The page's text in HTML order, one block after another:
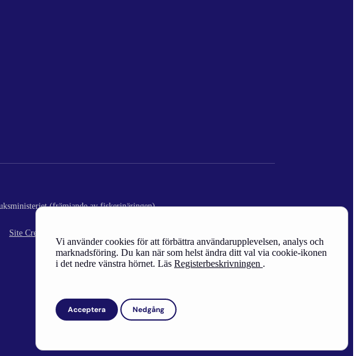
Vi använder cookies för att förbättra användarupplevelsen, analys och
marknadsföring. Du kan när som helst ändra ditt val via cookie-ikonen
i det nedre vänstra hörnet. Läs Registerbeskrivningen .
Acceptera Nedgång
(främjande av fiskerinäringen)
Site Credits